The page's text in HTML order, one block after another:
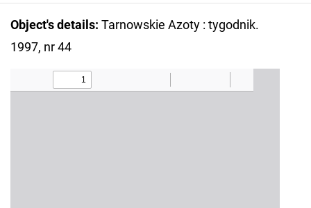
Object's details: Tarnowskie Azoty : tygodnik.
1997, nr 44